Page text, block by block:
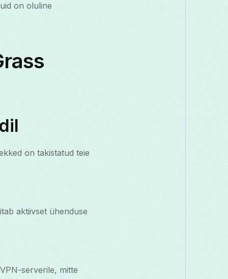
on oluline
on takistatud teie
aktiivset ühenduse
serverile, mitte